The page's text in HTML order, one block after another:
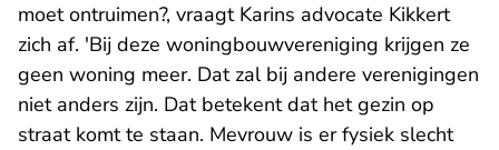
moet ontruimen?, vraagt Karins advocate Kikkert
zich af. 'Bij deze woningbouwvereniging krijgen ze
geen woning meer. Dat zal bij andere verenigingen
niet anders zijn. Dat betekent dat het gezin op
straat komt te staan. Mevrouw is er fysiek slecht